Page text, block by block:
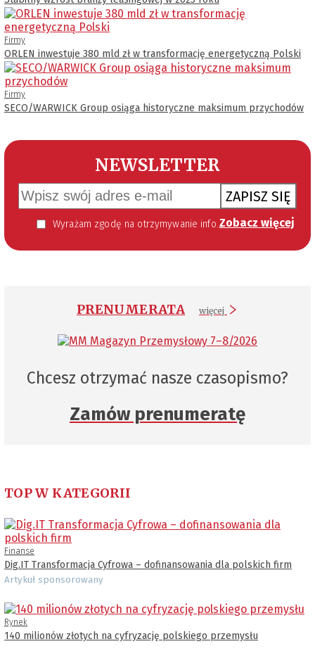
Firmy
ORLEN inwestuje 380 mld zł w transformację energetyczną Polski
Firmy
SECO/WARWICK Group osiąga historyczne maksimum przychodów
NEWSLETTER
ZAPISZ SIĘ
Wyrażam zgodę na otrzymywanie informacji handlowej kierowanej do mnie za pomocą środków komunikacji elektronicznej w szczególności poczty elektronicznej zgodnie z przepisem art. 10 ust 2 ustawy z dnia 18 lipca 2002 roku o świadczeniu usług drogą elektroniczną (Dz. U. 144 z 2002 r. poz. 1204). Zgoda jest dobrowolna, jednak jej wyrażenie jest konieczne, aby otrzymywać newsletter. Zobacz więcej
PRENUMERATA więcej
Chcesz otrzymać nasze czasopismo?
Zamów prenumeratę
TOP W KATEGORII
Finanse
Dig.IT Transformacja Cyfrowa – dofinansowania dla polskich firm
Artykuł sponsorowany
Rynek
140 milionów złotych na cyfryzację polskiego przemysłu